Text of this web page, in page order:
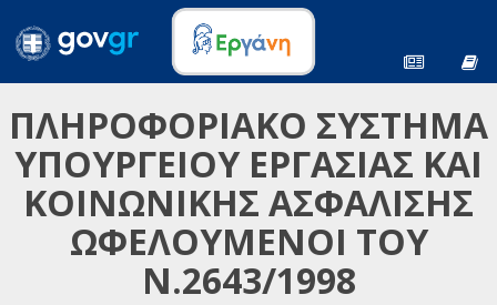
ΠΛΗΡΟΦΟΡΙΑΚΟ ΣΥΣΤΗΜΑ
ΥΠΟΥΡΓΕΙΟΥ ΕΡΓΑΣΙΑΣ ΚΑΙ
ΚΟΙΝΩΝΙΚΗΣ ΑΣΦΑΛΙΣΗΣ
ΩΦΕΛΟΥΜΕΝΟΙ ΤΟΥ
Ν.2643/1998